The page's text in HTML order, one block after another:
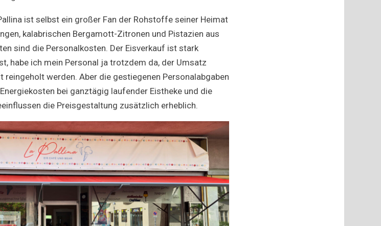
ist selbst ein großer Fan der Rohstoffe seiner Heimat
kalabrischen Bergamott-Zitronen und Pistazien aus
sind die Personalkosten. Der Eisverkauf ist stark
habe ich mein Personal ja trotzdem da, der Umsatz
reingeholt werden. Aber die gestiegenen Personalabgaben
bei ganztägig laufender Eistheke und die
die Preisgestaltung zusätzlich erheblich.